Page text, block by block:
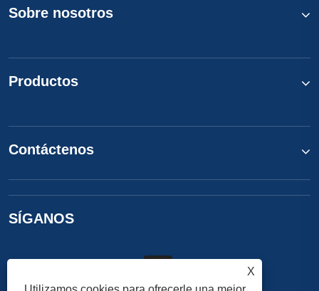
Sobre nosotros
Productos
Contáctenos
SÍGANOS
X